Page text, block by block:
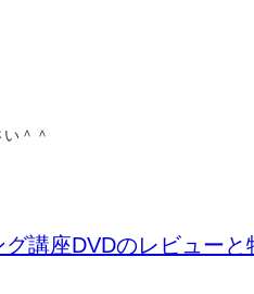
＾＾
講座DVDのレビューと